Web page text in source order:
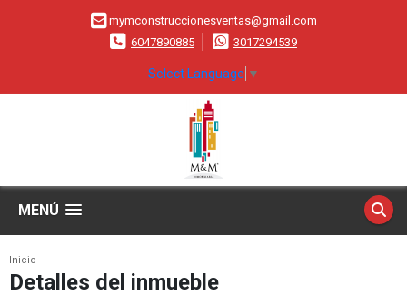
mymconstruccionesventas@gmail.com
6047890885
3017294539
Select Language ▼
MENÚ
Inicio
Detalles del inmueble